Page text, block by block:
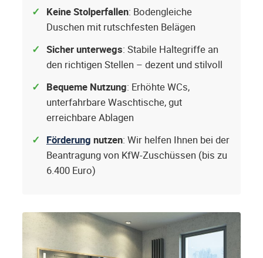
Keine Stolperfallen: Bodengleiche
Duschen mit rutschfesten Belägen
Sicher unterwegs: Stabile Haltegriffe an
den richtigen Stellen – dezent und stilvoll
Bequeme Nutzung: Erhöhte WCs,
unterfahrbare Waschtische, gut
erreichbare Ablagen
Förderung nutzen: Wir helfen Ihnen bei der
Beantragung von KfW-Zuschüssen (bis zu
6.400 Euro)